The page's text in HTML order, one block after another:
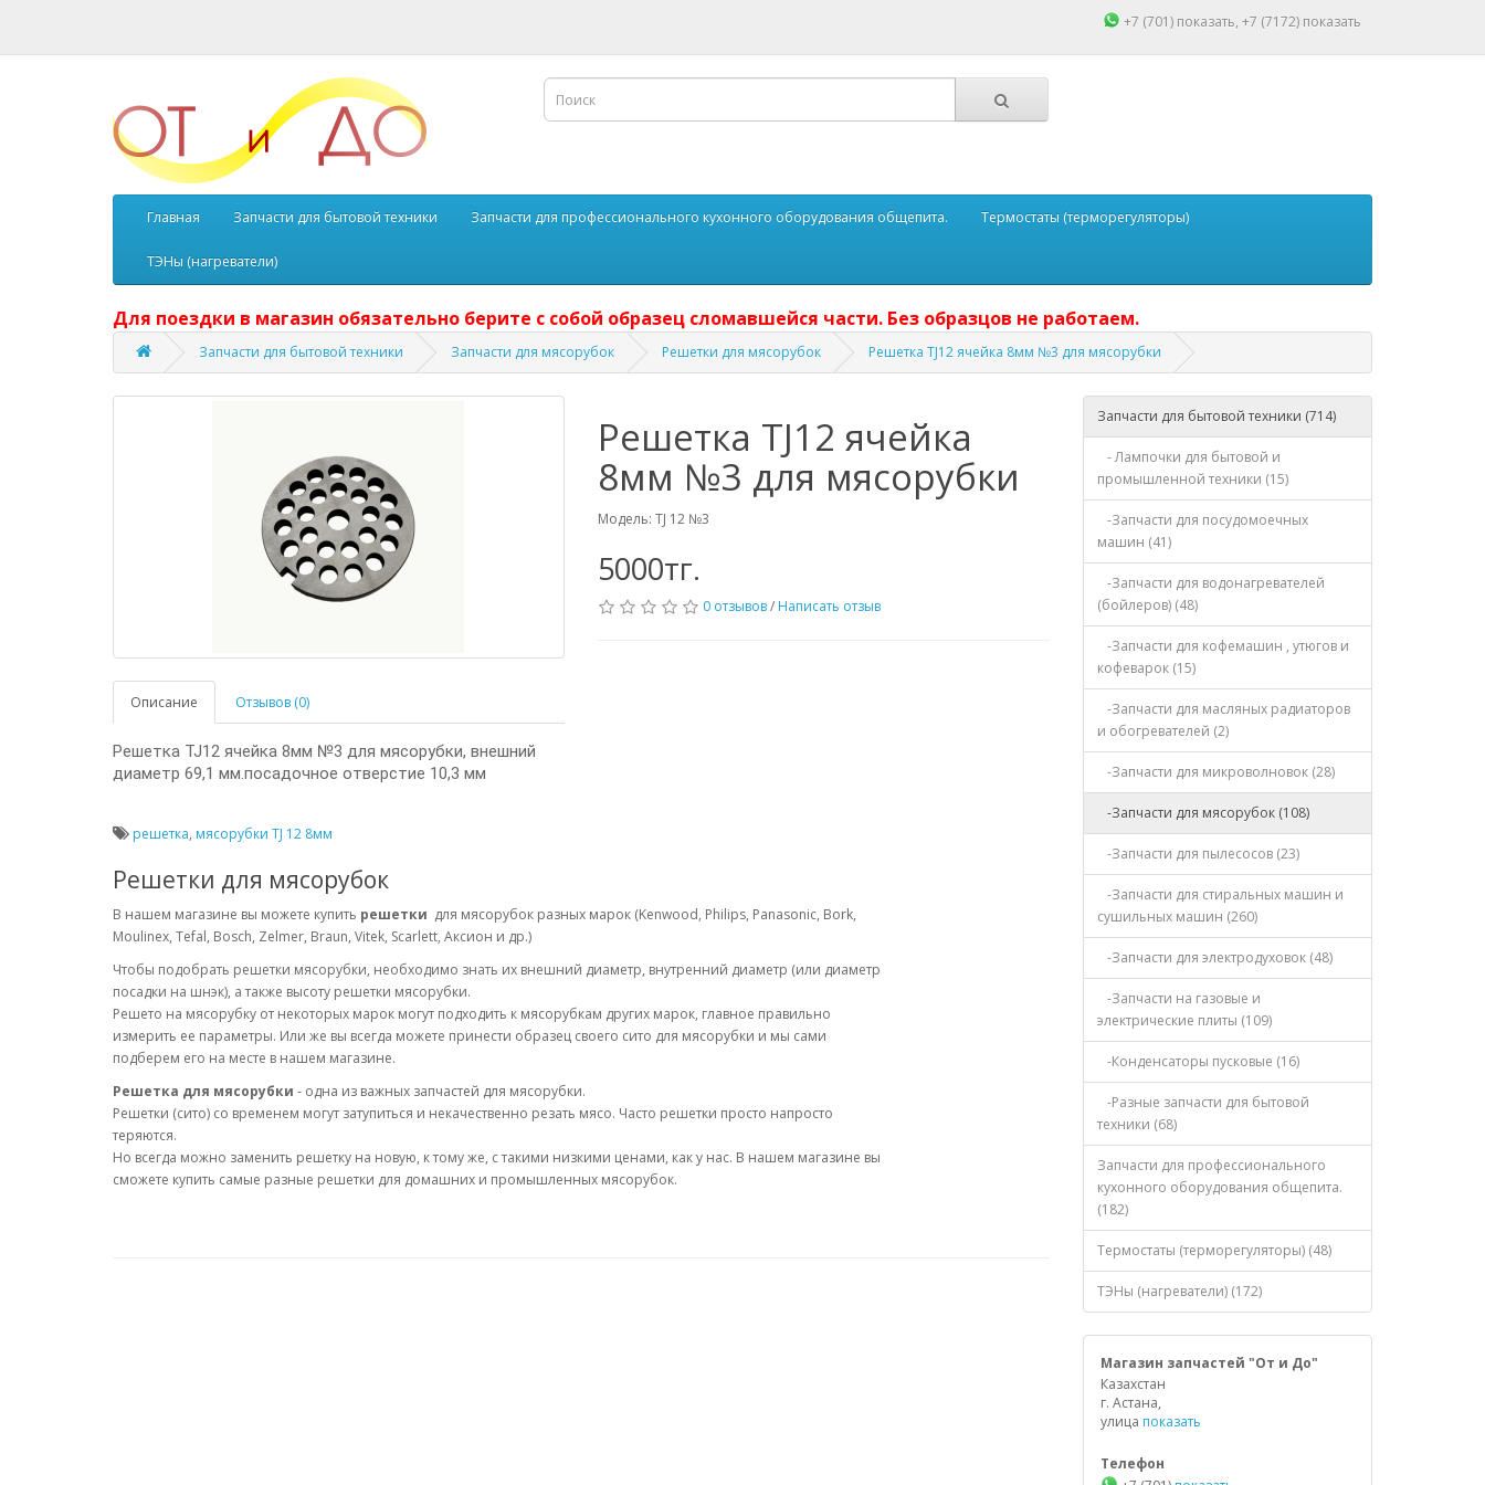
+7 (701) показать, +7 (7172) показать
Главная Запчасти для бытовой техники Запчасти для профессионального кухонного оборудования общепита. Термостаты (терморегуляторы)
ТЭНы (нагреватели)
Для поездки в магазин обязательно берите с собой образец сломавшейся части. Без образцов не работаем.
Запчасти для бытовой техники Запчасти для мясорубок Решетки для мясорубок Решетка TJ12 ячейка 8мм №3 для мясорубки
Описание Отзывов (0)
Решетка TJ12 ячейка 8мм №3 для мясорубки, внешний
диаметр 69,1 мм.посадочное отверстие 10,3 мм
Решетка TJ12 ячейка
8мм №3 для мясорубки
Модель: TJ 12 №3
5000тг.
0 отзывов/ Написать отзыв
решетка, мясорубки TJ 12 8мм
Решетки для мясорубок
В нашем магазине вы можете купить решетки для мясорубок разных марок (Kenwood, Philips, Panasonic, Bork,
Moulinex, Tefal, Bosch, Zelmer, Braun, Vitek, Scarlett, Аксион и др.)
Чтобы подобрать решетки мясорубки, необходимо знать их внешний диаметр, внутренний диаметр (или диаметр
посадки на шнэк), а также высоту решетки мясорубки.
Решето на мясорубку от некоторых марок могут подходить к мясорубкам других марок, главное правильно
измерить ее параметры. Или же вы всегда можете принести образец своего сито для мясорубки и мы сами
подберем его на месте в нашем магазине.
Решетка для мясорубки - одна из важных запчастей для мясорубки.
Решетки (сито) со временем могут затупиться и некачественно резать мясо. Часто решетки просто напросто
теряются.
Но всегда можно заменить решетку на новую, к тому же, с такими низкими ценами, как у нас. В нашем магазине вы
сможете купить самые разные решетки для домашних и промышленных мясорубок.
Запчасти для бытовой техники (714)
- Лампочки для бытовой и
промышленной техники (15)
-Запчасти для посудомоечных
машин (41)
-Запчасти для водонагревателей
(бойлеров) (48)
-Запчасти для кофемашин , утюгов и
кофеварок (15)
-Запчасти для масляных радиаторов
и обогревателей (2)
-Запчасти для микроволновок (28)
-Запчасти для мясорубок (108)
-Запчасти для пылесосов (23)
-Запчасти для стиральных машин и
сушильных машин (260)
-Запчасти для электродуховок (48)
-Запчасти на газовые и
электрические плиты (109)
-Конденсаторы пусковые (16)
-Разные запчасти для бытовой
техники (68)
Запчасти для профессионального
кухонного оборудования общепита.
(182)
Термостаты (терморегуляторы) (48)
ТЭНы (нагреватели) (172)
Магазин запчастей "От и До"
Казахстан
г. Астана,
улица показать
Телефон